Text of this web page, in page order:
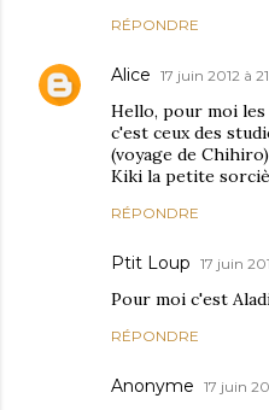
RÉPONDRE
Alice 17 juin 2012 à
Hello, pour moi les
c'est ceux des
(voyage de
Kiki la petite
RÉPONDRE
Ptit Loup 17 juin
Pour moi c'est
RÉPONDRE
Anonyme 17 juin